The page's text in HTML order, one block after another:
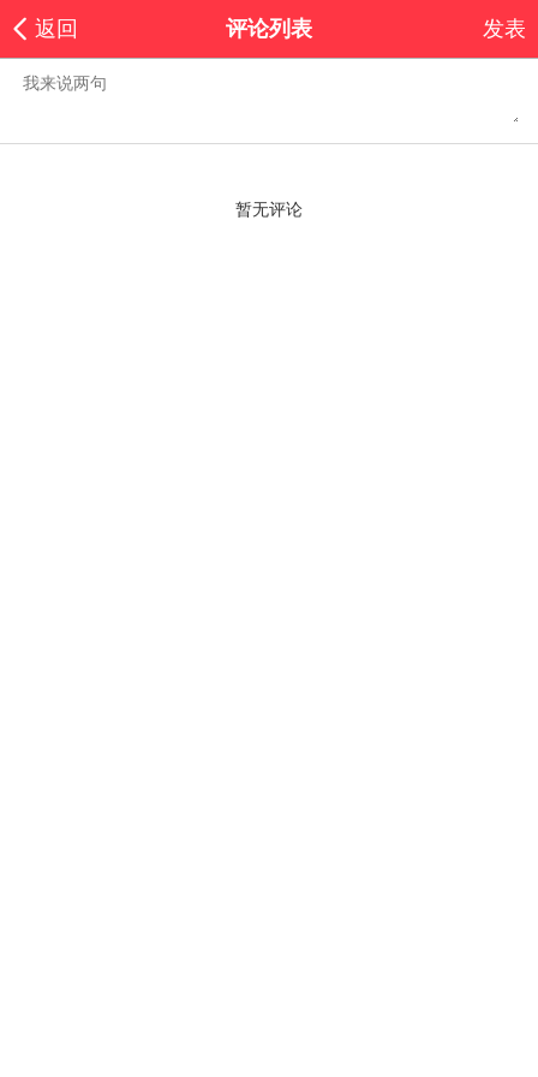
返回 评论列表 发表
暂无评论